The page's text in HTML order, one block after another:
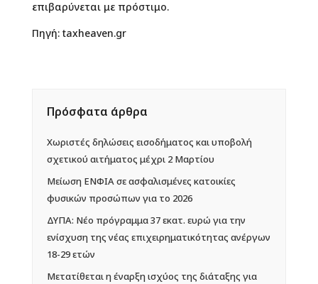
επιβαρύνεται με πρόστιμο.
Πηγή: taxheaven.gr
Πρόσφατα άρθρα
Χωριστές δηλώσεις εισοδήματος και υποβολή
σχετικού αιτήματος μέχρι 2 Μαρτίου
Mείωση ΕΝΦΙΑ σε ασφαλισμένες κατοικίες
φυσικών προσώπων για το 2026
ΔΥΠΑ: Νέο πρόγραμμα 37 εκατ. ευρώ για την
ενίσχυση της νέας επιχειρηματικότητας ανέργων
18-29 ετών
Μετατίθεται η έναρξη ισχύος της διάταξης για